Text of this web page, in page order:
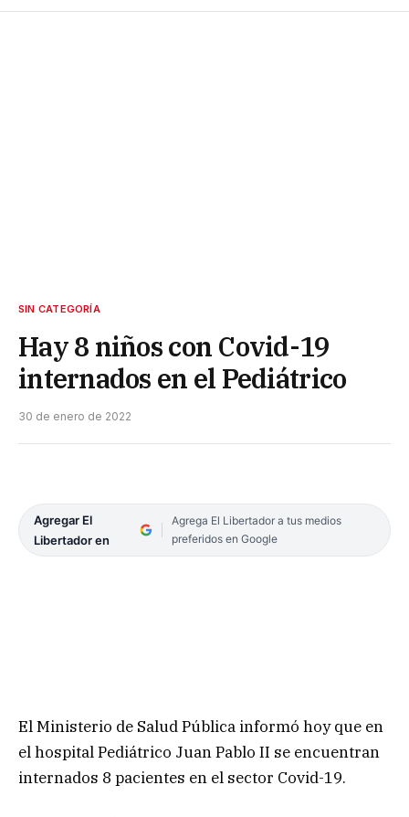
SIN CATEGORÍA
Hay 8 niños con Covid-19
internados en el Pediátrico
30 de enero de 2022
Agregar El
Libertador en
Agrega El Libertador a tus medios
preferidos en Google
El Ministerio de Salud Pública informó hoy que en
el hospital Pediátrico Juan Pablo II se encuentran
internados 8 pacientes en el sector Covid-19.